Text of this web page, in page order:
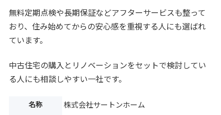
無料定期点検や長期保証などアフターサービスも整って
おり、住み始めてからの安心感を重視する人にも選ばれ
ています。
中古住宅の購入とリノベーションをセットで検討してい
る人にも相談しやすい一社です。
名称 株式会社サートンホーム